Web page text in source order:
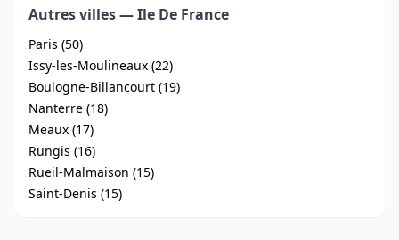
Autres villes — Ile De France
Paris (50)
Issy-les-Moulineaux (22)
Boulogne-Billancourt (19)
Nanterre (18)
Meaux (17)
Rungis (16)
Rueil-Malmaison (15)
Saint-Denis (15)